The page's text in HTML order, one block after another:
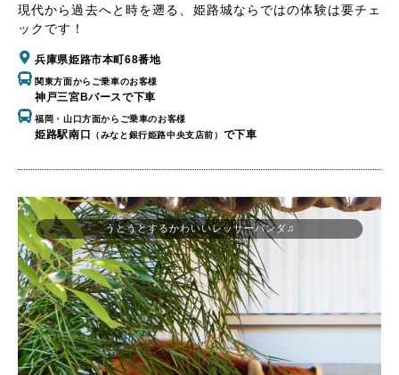
現代から過去へと時を遡る、姫路城ならではの体験は要チェ
ックです！
兵庫県姫路市本町68番地
関東方面からご乗車のお客様
神戸三宮Bバースで下車
福岡・山口方面からご乗車のお客様
姫路駅南口 （みなと銀行姫路中央支店前） で下車
うとうとするかわいいレッサーパンダ♫